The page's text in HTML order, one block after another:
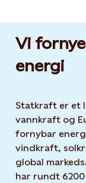
Vi
energi
Statkraft er et
vannkraft og
fornybar
vindkraft,
global
har rundt